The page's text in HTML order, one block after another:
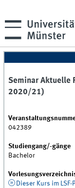
Seminar Aktuelle
2020/21)
042389
Studiengang/-gänge
Bachelor
Dieser Kurs im LSF-